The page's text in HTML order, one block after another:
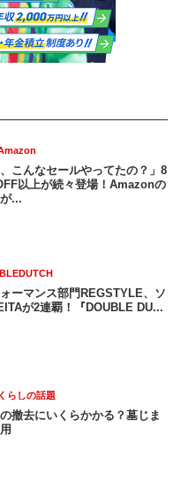
、こんなセールやってたの？」8
以上が続々登場！Amazonの
...
ーマンス部門REGSTYLE、ソ
が2連覇！『DOUBLE DU...
らしの話題
撤去にいくらかかる？墓じま